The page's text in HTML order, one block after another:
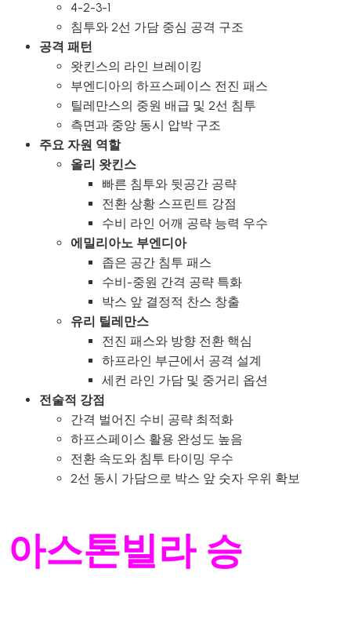
4-2-3-1
침투와 2선 가담 중심 공격 구조
공격 패턴
왓킨스의 라인 브레이킹
부엔디아의 하프스페이스 전진 패스
틸레만스의 중원 배급 및 2선 침투
측면과 중앙 동시 압박 구조
주요 자원 역할
올리 왓킨스
빠른 침투와 뒷공간 공략
전환 상황 스프린트 강점
수비 라인 어깨 공략 능력 우수
에밀리아노 부엔디아
좁은 공간 침투 패스
수비-중원 간격 공략 특화
박스 앞 결정적 찬스 창출
유리 틸레만스
전진 패스와 방향 전환 핵심
하프라인 부근에서 공격 설계
세컨 라인 가담 및 중거리 옵션
전술적 강점
간격 벌어진 수비 공략 최적화
하프스페이스 활용 완성도 높음
전환 속도와 침투 타이밍 우수
2선 동시 가담으로 박스 앞 숫자 우위 확보
아스톤빌라 승